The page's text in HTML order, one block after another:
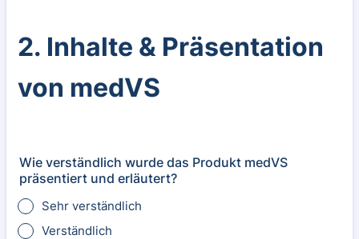
2. Inhalte & Präsentation
von medVS
Wie verständlich wurde das Produkt medVS
präsentiert und erläutert?
Sehr verständlich
Verständlich